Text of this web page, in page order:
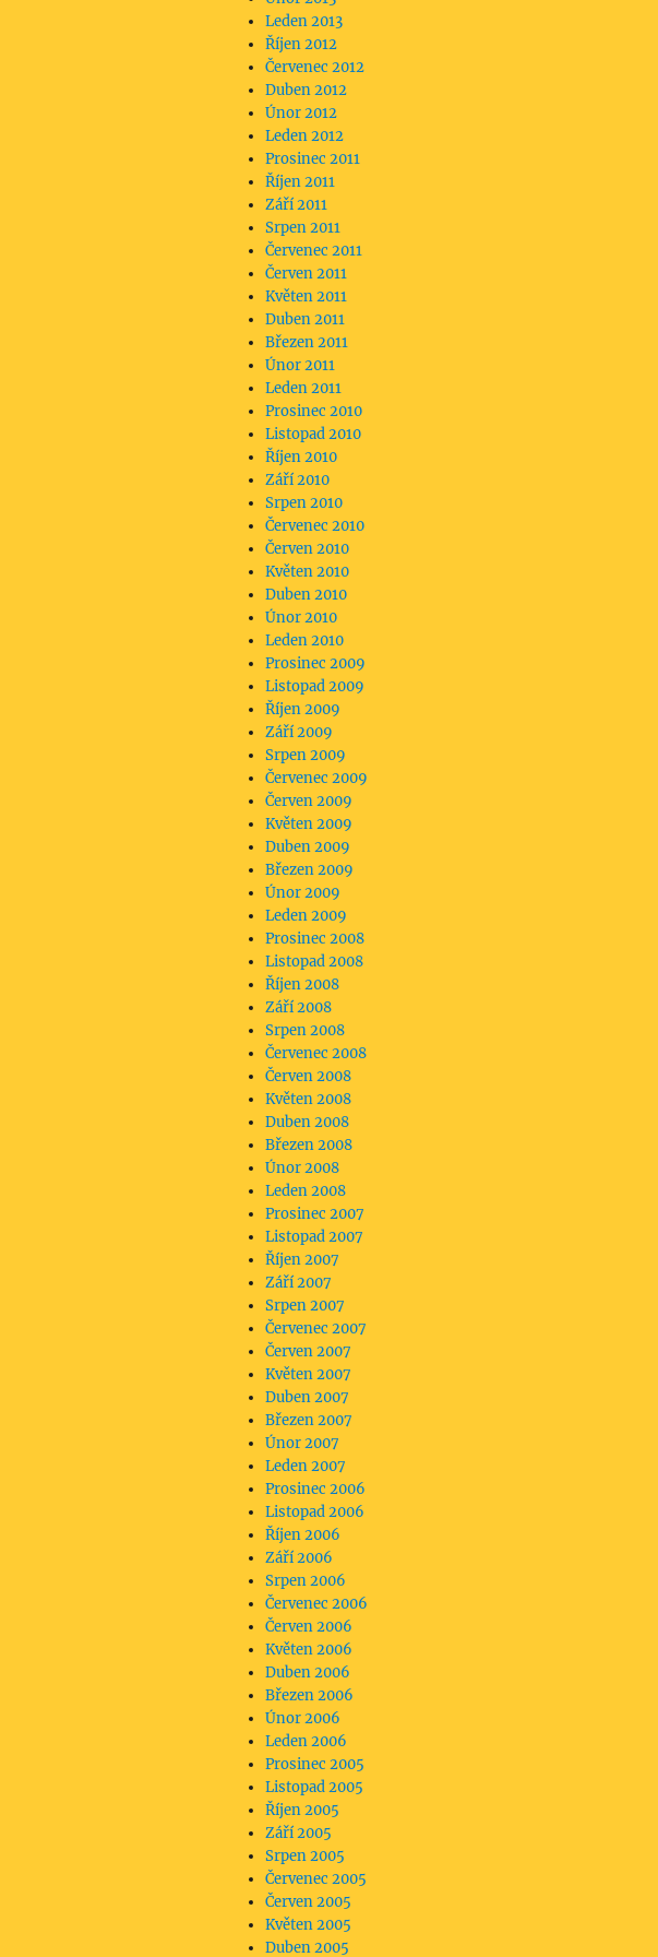
Leden 2013
Říjen 2012
Červenec 2012
Duben 2012
Únor 2012
Leden 2012
Prosinec 2011
Říjen 2011
Září 2011
Srpen 2011
Červenec 2011
Červen 2011
Květen 2011
Duben 2011
Březen 2011
Únor 2011
Leden 2011
Prosinec 2010
Listopad 2010
Říjen 2010
Září 2010
Srpen 2010
Červenec 2010
Červen 2010
Květen 2010
Duben 2010
Únor 2010
Leden 2010
Prosinec 2009
Listopad 2009
Říjen 2009
Září 2009
Srpen 2009
Červenec 2009
Červen 2009
Květen 2009
Duben 2009
Březen 2009
Únor 2009
Leden 2009
Prosinec 2008
Listopad 2008
Říjen 2008
Září 2008
Srpen 2008
Červenec 2008
Červen 2008
Květen 2008
Duben 2008
Březen 2008
Únor 2008
Leden 2008
Prosinec 2007
Listopad 2007
Říjen 2007
Září 2007
Srpen 2007
Červenec 2007
Červen 2007
Květen 2007
Duben 2007
Březen 2007
Únor 2007
Leden 2007
Prosinec 2006
Listopad 2006
Říjen 2006
Září 2006
Srpen 2006
Červenec 2006
Červen 2006
Květen 2006
Duben 2006
Březen 2006
Únor 2006
Leden 2006
Prosinec 2005
Listopad 2005
Říjen 2005
Září 2005
Srpen 2005
Červenec 2005
Červen 2005
Květen 2005
Duben 2005